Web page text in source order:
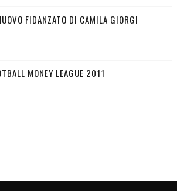
FIDANZATO DI CAMILA GIORGI
MONEY LEAGUE 2011